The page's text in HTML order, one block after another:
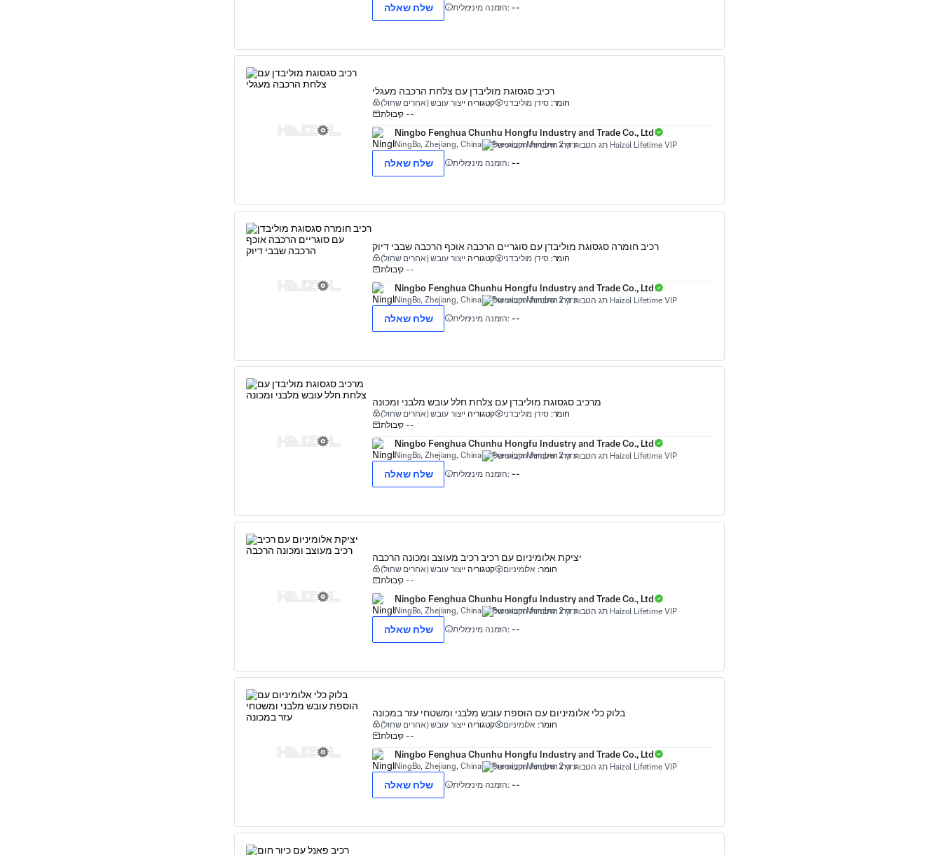
שלח שאלה הזמנה מינימלית: --
רכיב סגסוגת מוליבדן עם צלחת הרכבה מעגלי
קטגוריהייצור עובש (אחרים שחול) חומר: סידן מוליבדני
קיבולת --
Ningbo Fenghua Chunhu Hongfu Industry and Trade Co., Ltd
NingBo, Zhejiang, China Premium Member 2 yrs
שלח שאלה הזמנה מינימלית: --
רכיב חומרה סגסוגת מוליבדן עם סוגריים הרכבה אוכף הרכבה שבבי דיוק
קטגוריהייצור עובש (אחרים שחול) חומר: סידן מוליבדני
קיבולת --
Ningbo Fenghua Chunhu Hongfu Industry and Trade Co., Ltd
NingBo, Zhejiang, China Premium Member 2 yrs
שלח שאלה הזמנה מינימלית: --
מרכיב סגסוגת מוליבדן עם צלחת חלל עובש מלבני ומכונה
קטגוריהייצור עובש (אחרים שחול) חומר: סידן מוליבדני
קיבולת --
Ningbo Fenghua Chunhu Hongfu Industry and Trade Co., Ltd
NingBo, Zhejiang, China Premium Member 2 yrs
שלח שאלה הזמנה מינימלית: --
יציקת אלומיניום עם רכיב רכיב מעוצב ומכונה הרכבה
קטגוריהייצור עובש (אחרים שחול) חומר:אלומיניום
קיבולת --
Ningbo Fenghua Chunhu Hongfu Industry and Trade Co., Ltd
NingBo, Zhejiang, China Premium Member 2 yrs
שלח שאלה הזמנה מינימלית: --
בלוק כלי אלומיניום עם הוספת עובש מלבני ומשטחי עזר במכונה
קטגוריהייצור עובש (אחרים שחול) חומר:אלומיניום
קיבולת --
Ningbo Fenghua Chunhu Hongfu Industry and Trade Co., Ltd
NingBo, Zhejiang, China Premium Member 2 yrs
שלח שאלה הזמנה מינימלית: --